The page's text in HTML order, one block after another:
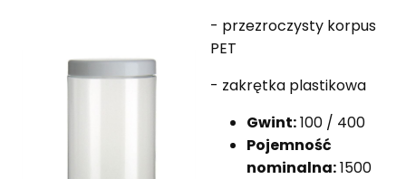
- przezroczysty korpus
PET
- zakrętka plastikowa
Gwint:100 / 400
Pojemność
nominalna:1500